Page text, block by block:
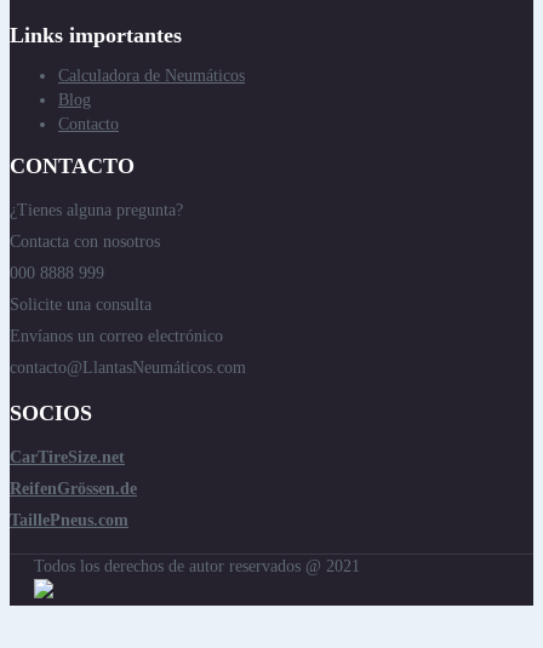
Links importantes
Calculadora de Neumáticos
Blog
Contacto
CONTACTO
¿Tienes alguna pregunta?
Contacta con nosotros
000 8888 999
Solicite una consulta
Envíanos un correo electrónico
contacto@LlantasNeumáticos.com
SOCIOS
CarTireSize.net
ReifenGrössen.de
TaillePneus.com
Todos los derechos de autor reservados @ 2021